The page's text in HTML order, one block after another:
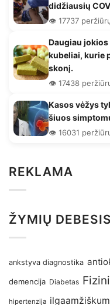
didžiausių
👁️ 17737
Daugiau
kubeliai, kurie
skonį.
👁️ 17438
Kasos vėžys
šiuos
👁️ 16031
REKLAMA
ŽYMIŲ DEBESIS
ankstyva diagnostika
demencija Diabetas
hipertenzija